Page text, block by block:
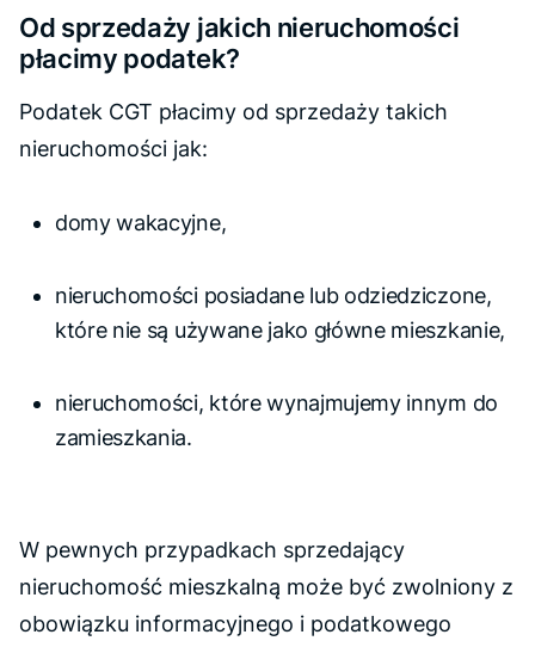
Od sprzedaży jakich nieruchomości
płacimy podatek?
Podatek CGT płacimy od sprzedaży takich
nieruchomości jak:
domy wakacyjne,
nieruchomości posiadane lub odziedziczone,
które nie są używane jako główne mieszkanie,
nieruchomości, które wynajmujemy innym do
zamieszkania.
W pewnych przypadkach sprzedający
nieruchomość mieszkalną może być zwolniony z
obowiązku informacyjnego i podatkowego